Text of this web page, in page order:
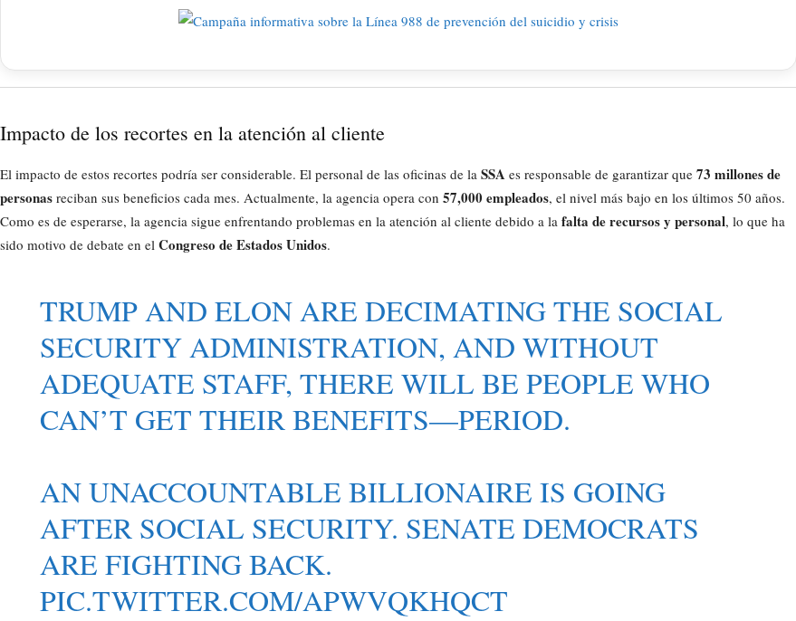
Impacto de los recortes en la atención al cliente
El impacto de estos recortes podría ser considerable. El personal de las oficinas de la SSA es responsable de garantizar que 73 millones de
personas reciban sus beneficios cada mes. Actualmente, la agencia opera con 57,000 empleados, el nivel más bajo en los últimos 50 años.
Como es de esperarse, la agencia sigue enfrentando problemas en la atención al cliente debido a la falta de recursos y personal, lo que ha
sido motivo de debate en el Congreso de Estados Unidos.
TRUMP AND ELON ARE DECIMATING THE SOCIAL
SECURITY ADMINISTRATION, AND WITHOUT
ADEQUATE STAFF, THERE WILL BE PEOPLE WHO
CAN’T GET THEIR BENEFITS—PERIOD.
AN UNACCOUNTABLE BILLIONAIRE IS GOING
AFTER SOCIAL SECURITY. SENATE DEMOCRATS
ARE FIGHTING BACK.
PIC.TWITTER.COM/APWVQKHQCT